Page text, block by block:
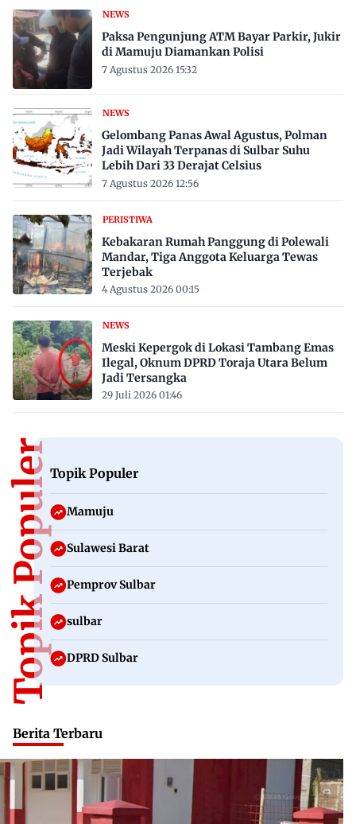
NEWS
Paksa Pengunjung ATM Bayar Parkir, Jukir
di Mamuju Diamankan Polisi
7 Agustus 2026 15:32
NEWS
Gelombang Panas Awal Agustus, Polman
Jadi Wilayah Terpanas di Sulbar Suhu
Lebih Dari 33 Derajat Celsius
7 Agustus 2026 12:56
PERISTIWA
Kebakaran Rumah Panggung di Polewali
Mandar, Tiga Anggota Keluarga Tewas
Terjebak
4 Agustus 2026 00:15
NEWS
Meski Kepergok di Lokasi Tambang Emas
Ilegal, Oknum DPRD Toraja Utara Belum
Jadi Tersangka
29 Juli 2026 01:46
Topik PopulerTopik Populer
Mamuju
Sulawesi Barat
Pemprov Sulbar
sulbar
DPRD Sulbar
Berita Terbaru